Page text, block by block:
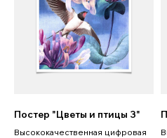
Постер "Цветы и птицы 3"
Высококачественная цифровая